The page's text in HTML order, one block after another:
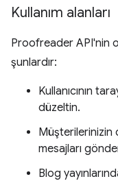
Kullanım alanları
Proofreader API'nin
şunlardır:
Kullanıcının
düzeltin.
Müşterilerinizin
mesajları
Blog